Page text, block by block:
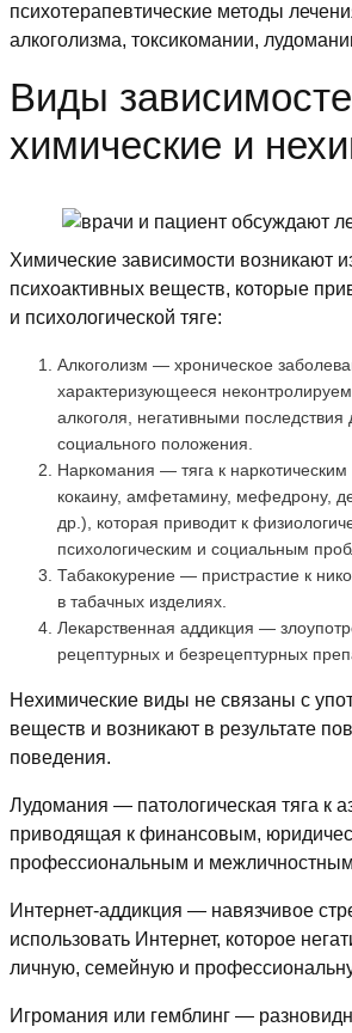
психотерапевтические методы
алкоголизма, токсикомании,
Виды
химические и
Химические зависимости возникают
психоактивных веществ, которые
и психологической тяге:
Алкоголизм — хроническое
характеризующееся
алкоголя, негативными последствия
социального положения.
Наркомания — тяга к
кокаину, амфетамину, мефедрону,
др.), которая приводит к
психологическим и социальным
Табакокурение — пристрастие к
в табачных изделиях.
Лекарственная аддикция —
рецептурных и безрецептурных
Нехимические виды не связаны с
веществ и возникают в результате
поведения.
Лудомания — патологическая тяга к
приводящая к финансовым,
профессиональным и
Интернет-аддикция — навязчивое
использовать Интернет, которое
личную, семейную и
Игромания или гемблинг —